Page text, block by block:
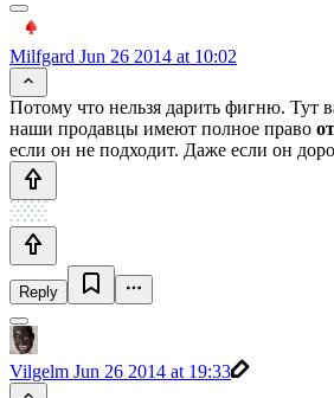
Milfgard Jun 26 2014 at 10:02
Потому что нельзя дарить фигню. Тут
наши продавцы имеют полное право
если он не подходит. Даже если он
Reply
Vilgelm Jun 26 2014 at 19:33